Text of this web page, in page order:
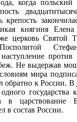
когда польский
крепость
княгиня Елена
церковь Святой
наступление
Не выдержав
мира
обратно к России. В
государства
в царствование
в состав России.